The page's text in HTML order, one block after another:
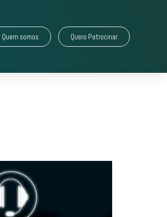
Quem somos Quero Patrocinar